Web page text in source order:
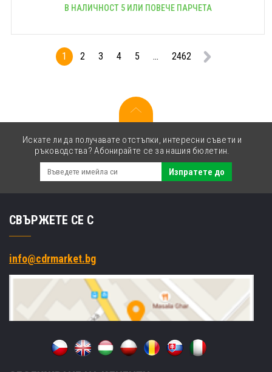
В НАЛИЧНОСТ 5 ИЛИ ПОВЕЧЕ ПАРЧЕТА
1 2 3 4 5 ... 2462
Искате ли да получавате отстъпки, интересни съвети и
ръководства? Абонирайте се за нашия бюлетин.
Изпратете до
СВЪРЖЕТЕ СЕ С
info@cdrmarket.bg